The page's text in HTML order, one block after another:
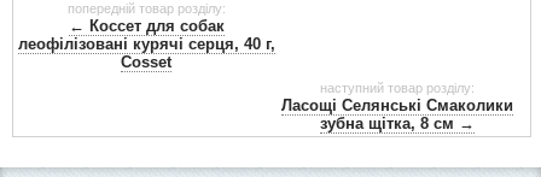
попередній товар розділу:
← Коссет для собак
леофілізовані курячі серця, 40 г,
Cosset
наступний товар розділу:
Ласощі Селянські Смаколики
зубна щітка, 8 см →